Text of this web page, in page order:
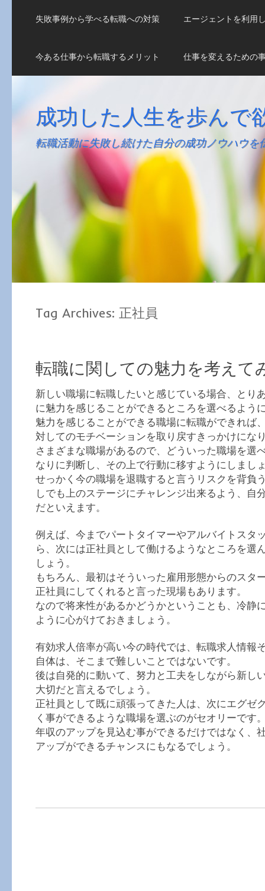
失敗事例から学べる転職への対策 エージェントを利用
今ある仕事から転職するメリット 仕事を変えるための
成功した人生を歩んで
転職活動に失敗し続けた自分の成功ノウハウを
Tag Archives: 正社員
転職に関しての魅力を考えて
新しい職場に転職したいと感じている場合、とり
に魅力を感じることができるところを選べるよう
魅力を感じることができる職場に転職ができれば
対してのモチベーションを取り戻すきっかけにな
さまざまな職場があるので、どういった職場を選
なりに判断し、その上で行動に移すようにしまし
せっかく今の職場を退職すると言うリスクを背負
しでも上のステージにチャレンジ出来るよう、自
だといえます。
例えば、今までパートタイマーやアルバイトスタ
ら、次には正社員として働けるようなところを選
しょう。
もちろん、最初はそういった雇用形態からのスタ
正社員にしてくれると言った現場もあります。
なので将来性があるかどうかということも、冷静
ように心がけておきましょう。
有効求人倍率が高い今の時代では、転職求人情報
自体は、そこまで難しいことではないです。
後は自発的に動いて、努力と工夫をしながら新し
大切だと言えるでしょう。
正社員として既に頑張ってきた人は、次にエグゼ
く事ができるような職場を選ぶのがセオリーです
年収のアップを見込む事ができるだけではなく、
アップができるチャンスにもなるでしょう。